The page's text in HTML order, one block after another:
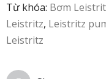
Từ khóa: Bơm
Leistritz, Leistritz
Leistritz